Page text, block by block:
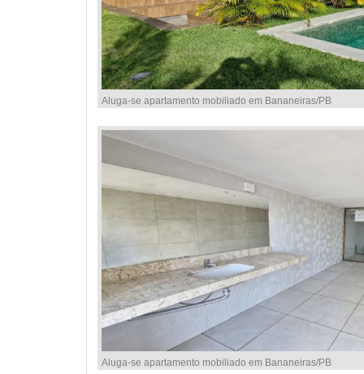
Aluga-se apartamento mobiliado em Bananeiras/PB
Aluga-se apartamento mobiliado em Bananeiras/PB